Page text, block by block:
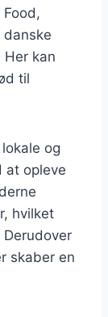
Her kan
til
og
at opleve
hvilket
skaber en